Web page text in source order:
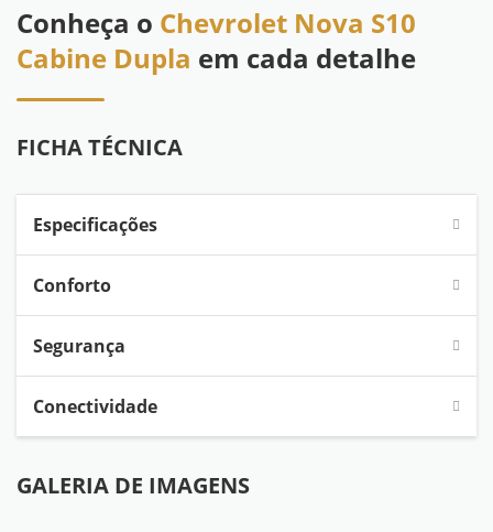
Conheça o Chevrolet Nova S10
Cabine Dupla em cada detalhe
FICHA TÉCNICA
Especificações
Conforto
Segurança
Conectividade
GALERIA DE IMAGENS